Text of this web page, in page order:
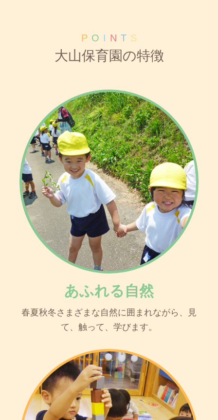
P O I N T S
大山保育園の特徴
あふれる自然
春夏秋冬さまざまな自然に囲まれながら、見
て、触って、学びます。